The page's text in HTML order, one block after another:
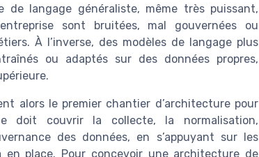
de langage généraliste, même très puissant,
sont bruitées, mal gouvernées ou
À l’inverse, des modèles de langage plus
ou adaptés sur des données propres,
alors le premier chantier d’architecture pour
doit couvrir la collecte, la normalisation,
des données, en s’appuyant sur les
place. Pour concevoir une architecture de